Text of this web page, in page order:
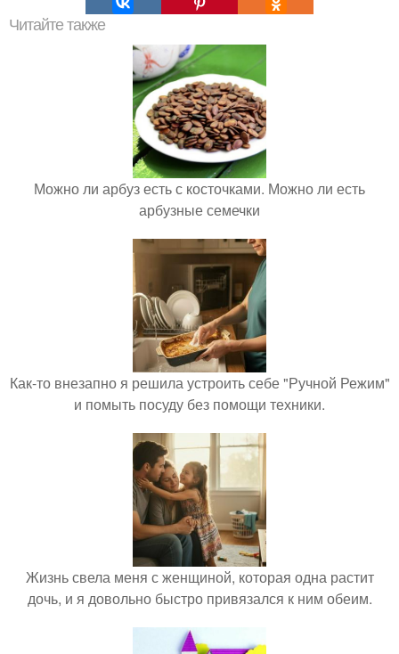
Читайте также
Можно ли арбуз есть с косточками. Можно ли есть
арбузные семечки
Как-то внезапно я решила устроить себе "Ручной Режим"
и помыть посуду без помощи техники.
Жизнь свела меня с женщиной, которая одна растит
дочь, и я довольно быстро привязался к ним обеим.